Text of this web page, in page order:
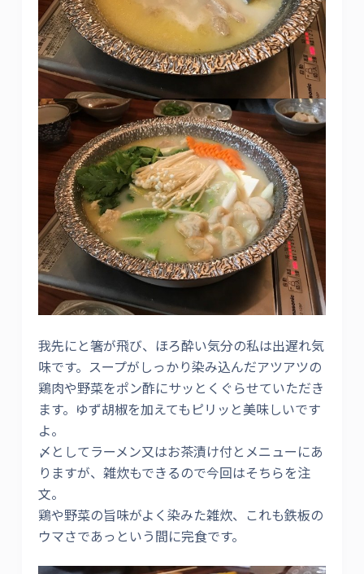
我先にと箸が飛び、ほろ酔い気分の私は出遅れ気
味です。スープがしっかり染み込んだアツアツの
鶏肉や野菜をポン酢にサッとくぐらせていただき
ます。ゆず胡椒を加えてもピリッと美味しいです
よ。
〆としてラーメン又はお茶漬け付とメニューにあ
りますが、雑炊もできるので今回はそちらを注
文。
鶏や野菜の旨味がよく染みた雑炊、これも鉄板の
ウマさであっという間に完食です。